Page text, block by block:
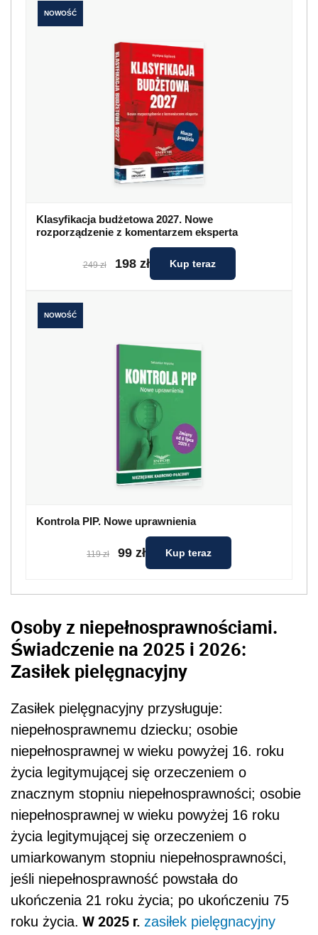
NOWOŚĆ
Klasyfikacja budżetowa 2027. Nowe
rozporządzenie z komentarzem eksperta
249 zł 198 zł Kup teraz
NOWOŚĆ
Kontrola PIP. Nowe uprawnienia
119 zł 99 zł Kup teraz
Osoby z niepełnosprawnościami.
Świadczenie na 2025 i 2026:
Zasiłek pielęgnacyjny
Zasiłek pielęgnacyjny przysługuje:
niepełnosprawnemu dziecku; osobie
niepełnosprawnej w wieku powyżej 16. roku
życia legitymującej się orzeczeniem o
znacznym stopniu niepełnosprawności; osobie
niepełnosprawnej w wieku powyżej 16 roku
życia legitymującej się orzeczeniem o
umiarkowanym stopniu niepełnosprawności,
jeśli niepełnosprawność powstała do
ukończenia 21 roku życia; po ukończeniu 75
roku życia. W 2025 r. zasiłek pielęgnacyjny